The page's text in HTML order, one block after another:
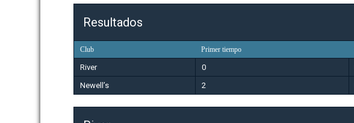
Resultados
Club Primer tiempo
River 0
Newell’s
2